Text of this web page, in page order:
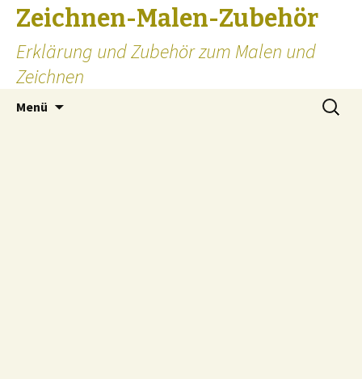
Zeichnen-Malen-Zubehör
Erklärung und Zubehör zum Malen und
Zeichnen
Menü
Suchen
nach: